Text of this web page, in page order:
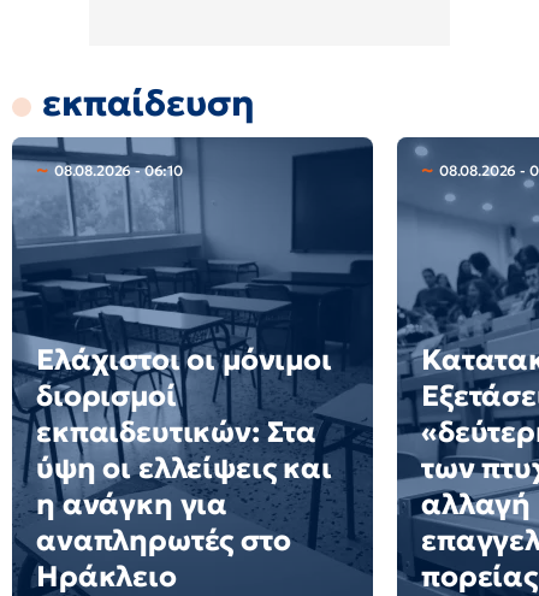
εκπαίδευση
08.08.2026 - 06:10
Ελάχιστοι οι μόνιμοι
διορισμοί
εκπαιδευτικών: Στα
ύψη οι ελλείψεις και
η ανάγκη για
αναπληρωτές στο
Ηράκλειο
08.08.2026 -
των
αλλαγή
πορείας